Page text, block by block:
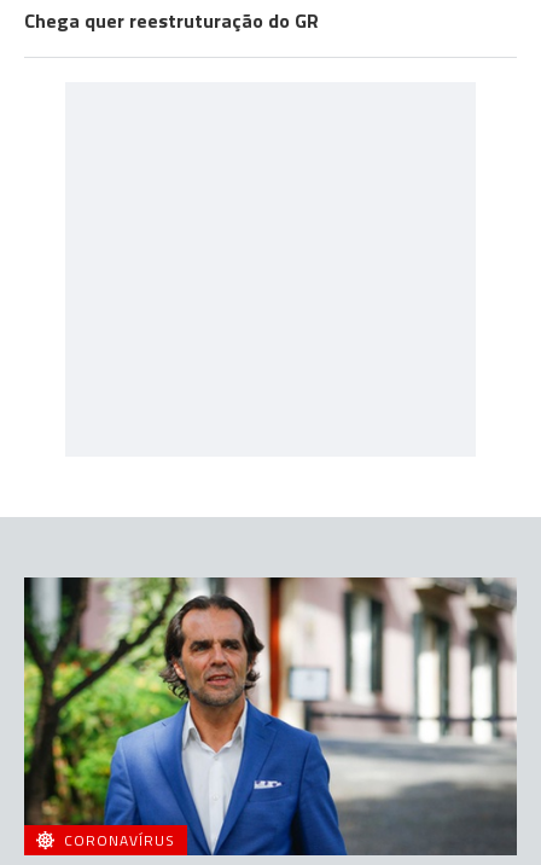
Chega quer reestruturação do GR
CORONAVÍRUS